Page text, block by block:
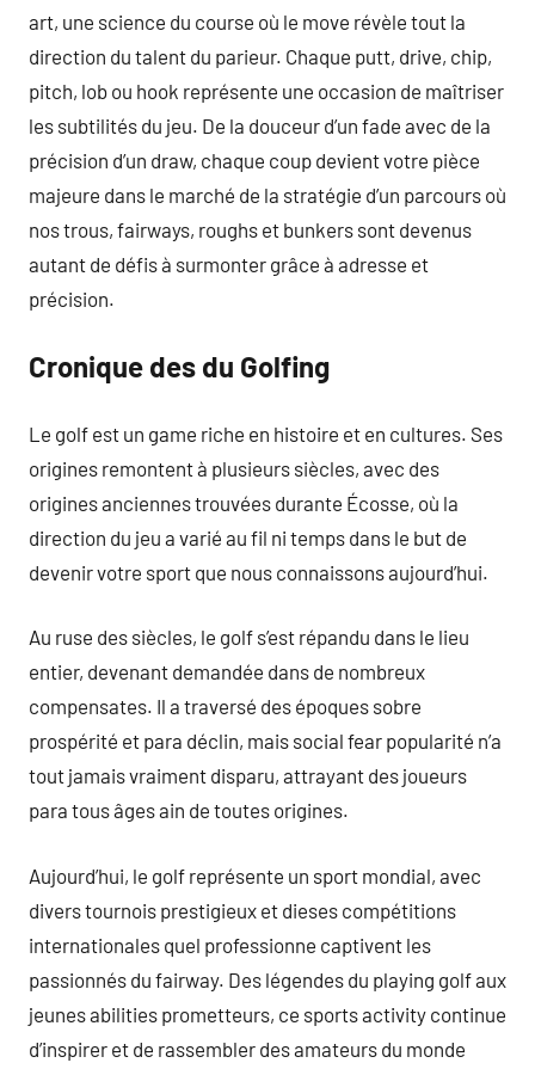
art, une science du course où le move révèle tout la
direction du talent du parieur. Chaque putt, drive, chip,
pitch, lob ou hook représente une occasion de maîtriser
les subtilités du jeu. De la douceur d’un fade avec de la
précision d’un draw, chaque coup devient votre pièce
majeure dans le marché de la stratégie d’un parcours où
nos trous, fairways, roughs et bunkers sont devenus
autant de défis à surmonter grâce à adresse et
précision.
Cronique des du Golfing
Le golf est un game riche en histoire et en cultures. Ses
origines remontent à plusieurs siècles, avec des
origines anciennes trouvées durante Écosse, où la
direction du jeu a varié au fil ni temps dans le but de
devenir votre sport que nous connaissons aujourd’hui.
Au ruse des siècles, le golf s’est répandu dans le lieu
entier, devenant demandée dans de nombreux
compensates. Il a traversé des époques sobre
prospérité et para déclin, mais social fear popularité n’a
tout jamais vraiment disparu, attrayant des joueurs
para tous âges ain de toutes origines.
Aujourd’hui, le golf représente un sport mondial, avec
divers tournois prestigieux et dieses compétitions
internationales quel professionne captivent les
passionnés du fairway. Des légendes du playing golf aux
jeunes abilities prometteurs, ce sports activity continue
d’inspirer et de rassembler des amateurs du monde